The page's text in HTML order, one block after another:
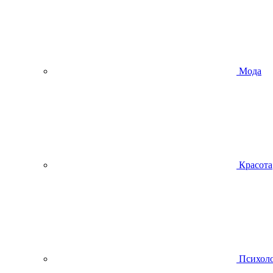
Мода
Красота